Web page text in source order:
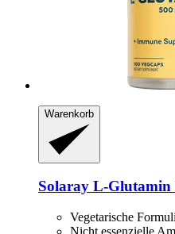
Warenkorb
Solaray L-​Glutamin
Vegetarische
Nicht essenzielle